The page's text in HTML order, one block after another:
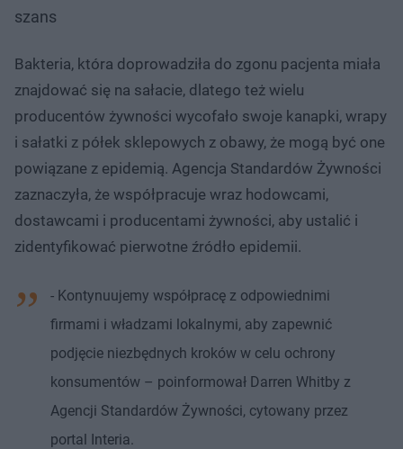
szans
Bakteria, która doprowadziła do zgonu pacjenta miała
znajdować się na sałacie, dlatego też wielu
producentów żywności wycofało swoje kanapki, wrapy
i sałatki z półek sklepowych z obawy, że mogą być one
powiązane z epidemią. Agencja Standardów Żywności
zaznaczyła, że współpracuje wraz hodowcami,
dostawcami i producentami żywności, aby ustalić i
zidentyfikować pierwotne źródło epidemii.
- Kontynuujemy współpracę z odpowiednimi
firmami i władzami lokalnymi, aby zapewnić
podjęcie niezbędnych kroków w celu ochrony
konsumentów – poinformował Darren Whitby z
Agencji Standardów Żywności, cytowany przez
portal Interia.